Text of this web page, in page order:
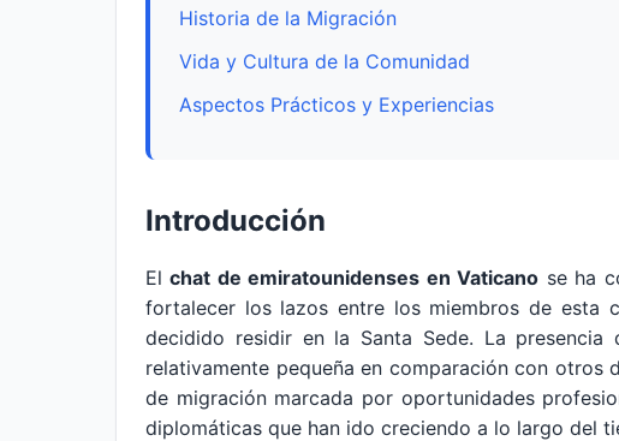
Historia de la Migración
Vida y Cultura de la Comunidad
Aspectos Prácticos y Experiencias
Introducción
Elchat de emiratounidenses en Vaticano se ha
fortalecer los lazos entre los miembros de esta
decidido residir en la Santa Sede. La presencia
relativamente pequeña en comparación con otros
de migración marcada por oportunidades
diplomáticas que han ido creciendo a lo largo del